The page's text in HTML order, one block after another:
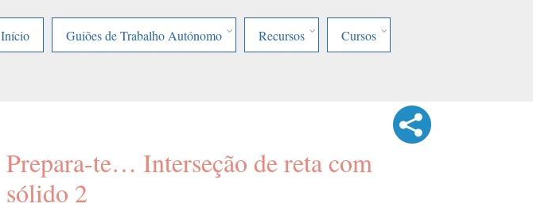
Início
Guiões de Trabalho Autónomo Recursos Cursos
Prepara-te… Interseção de reta com
sólido 2